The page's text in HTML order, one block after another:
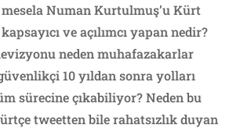
Numan Kurtulmuş’u Kürt
ve açılımcı yapan nedir?
neden muhafazakarlar
10 yıldan sonra yolları
sürecine çıkabiliyor? Neden bu
tweetten bile rahatsızlık duyan